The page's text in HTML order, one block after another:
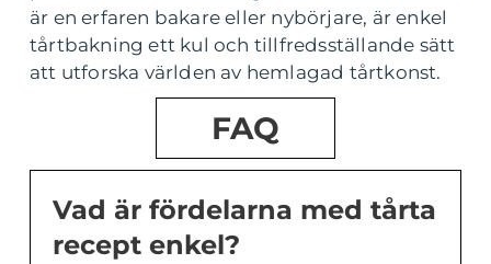
är en erfaren bakare eller nybörjare, är enkel
tårtbakning ett kul och tillfredsställande sätt
att utforska världen av hemlagad tårtkonst.
FAQ
Vad är fördelarna med tårta
recept enkel?